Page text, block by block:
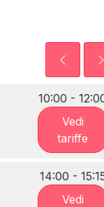
10:00 -
Vedi
tariffe
14:00 -
Vedi